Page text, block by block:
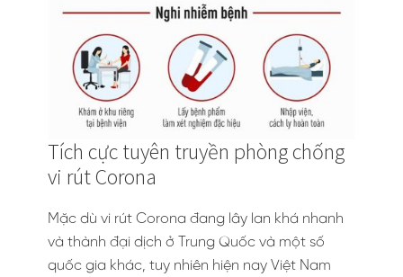
Tích cực tuyên truyền phòng chống
vi rút Corona
Mặc dù vi rút Corona đang lây lan khá nhanh
và thành đại dịch ở Trung Quốc và một số
quốc gia khác, tuy nhiên hiện nay Việt Nam